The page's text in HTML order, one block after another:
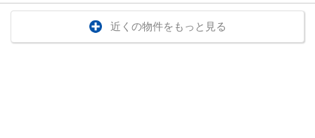
近くの物件をもっと見る